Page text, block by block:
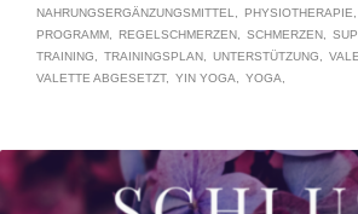
NAHRUNGSERGÄNZUNGSMITTEL
PHYSIOTHERAPIE
PROGRAMM
REGELSCHMERZEN SCHMERZEN
TRAINING
TRAININGSPLAN UNTERSTÜTZUNG
VALETTE ABGESETZT
YIN YOGA YOGA